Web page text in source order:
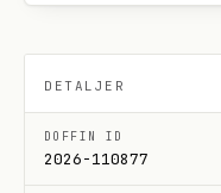
DETALJER
DOFFIN ID
2026-110877